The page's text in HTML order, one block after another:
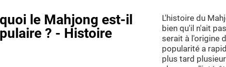
le Mahjong est-il
? - Histoire
L'histoire du
bien qu'il n'ait
serait à l'origine
popularité a
plus tard